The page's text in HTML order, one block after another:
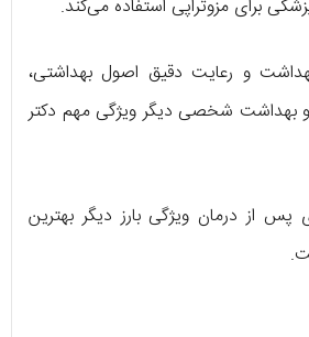
برای مزوتراپی استفاده می‌کند.
و رعایت دقیق اصول بهداشتی،
و بهداشت شخصی دیگر ویژگی مهم دکتر
پس از درمان ویژگی بارز دیگر بهترین